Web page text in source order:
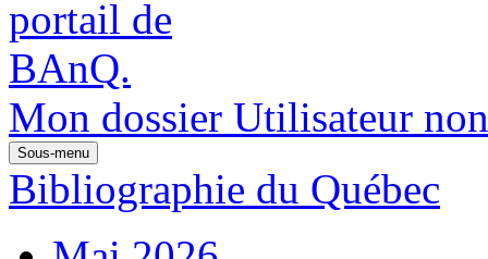
Mon dossier Utilisateur
Sous-menu
Bibliographie du Québec